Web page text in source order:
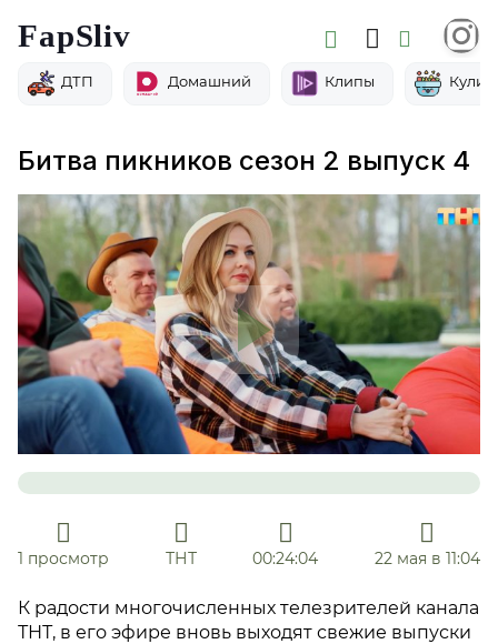
FapSliv
ДТП Домашний Клипы
Битва пикников сезон 2 выпуск 4
1 просмотр ТНТ 00:24:04 22 мая в 11:04
К радости многочисленных телезрителей канала
ТНТ, в его эфире вновь выходят свежие выпуски